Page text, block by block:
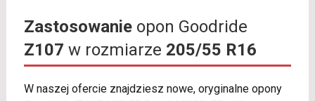
Zastosowanieopon Goodride
Z107 w rozmiarze 205/55 R16
W naszej ofercie znajdziesz nowe, oryginalne opony